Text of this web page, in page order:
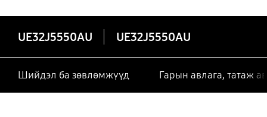
UE32J5550AU UE32J5550AU
Шийдэл ба зөвлөмжүүд Гарын авлага, татаж